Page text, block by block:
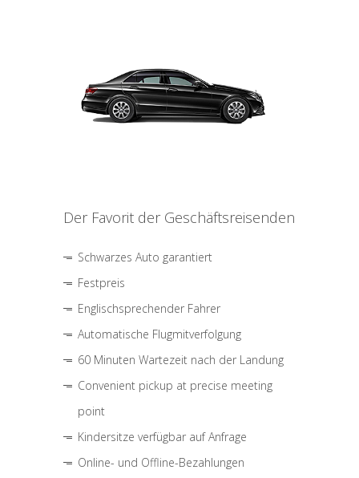
Der Favorit der Geschäftsreisenden
Schwarzes Auto garantiert
Festpreis
Englischsprechender Fahrer
Automatische Flugmitverfolgung
60 Minuten Wartezeit nach der Landung
Convenient pickup at precise meeting
point
Kindersitze verfügbar auf Anfrage
Online- und Offline-Bezahlungen